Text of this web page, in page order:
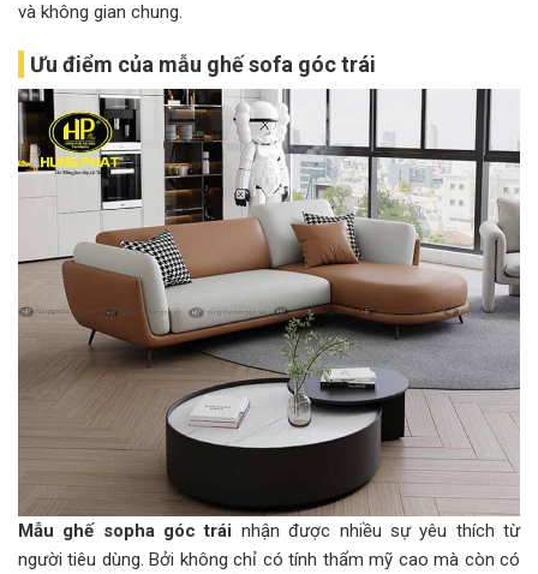
và không gian chung.
Ưu điểm của mẫu ghế sofa góc trái
Mẫu ghế sopha góc trái nhận được nhiều sự yêu thích từ
người tiêu dùng. Bởi không chỉ có tính thẩm mỹ cao mà còn có